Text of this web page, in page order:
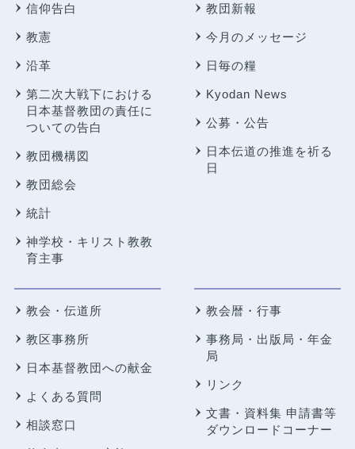
信仰告白
教憲
沿革
第二次大戦下における
日本基督教団の責任に
ついての告白
教団機構図
教団総会
統計
神学校・キリスト教教
育主事
教団新報
今月のメッセージ
日毎の糧
Kyodan News
公募・公告
日本伝道の推進を祈る
日
教会・伝道所
教区事務所
日本基督教団への献金
よくある質問
相談窓口
教会暦・行事
事務局・出版局・年金
局
リンク
文書・資料集 申請書等
ダウンロードコーナー